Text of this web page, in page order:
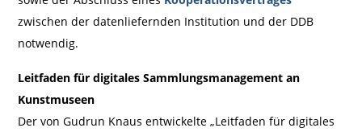
zwischen der datenliefernden Institution und der DDB
notwendig.
Leitfaden für digitales Sammlungsmanagement an
Kunstmuseen
Der von Gudrun Knaus entwickelte „Leitfaden für digitales